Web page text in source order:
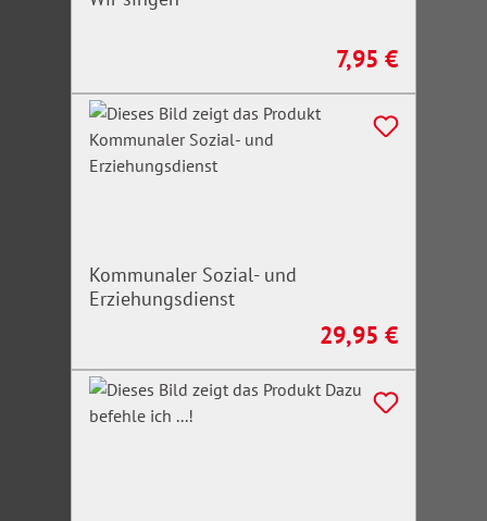
Regulärer Preis:
7,95 €
Kommunaler Sozial- und
Erziehungsdienst
Regulärer Preis:
29,95 €